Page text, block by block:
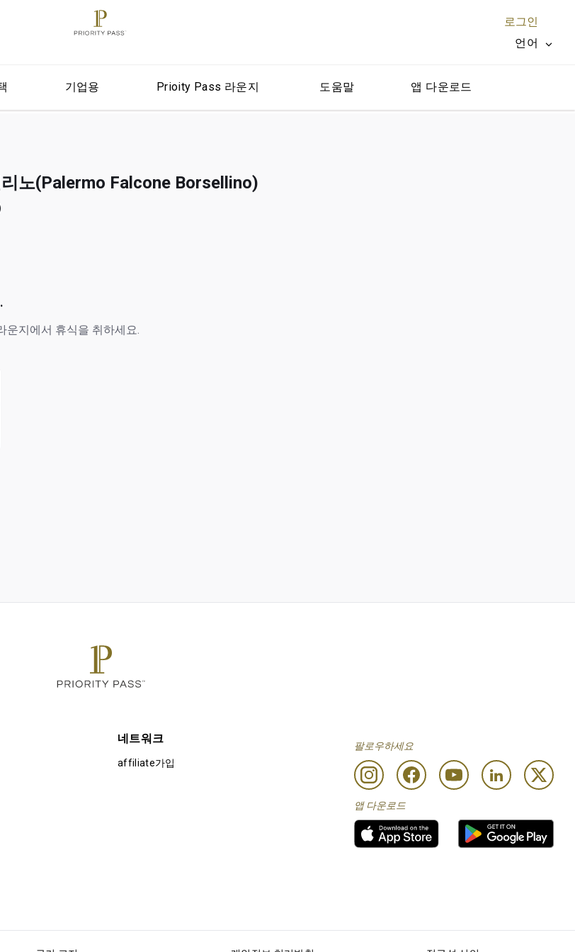
로그인
언어
기업용 Prioity Pass 라운지 도움말 앱 다운로드
노(Palermo Falcone Borsellino)
운지에서 휴식을 취하세요.
네트워크
affiliate가입
팔로우하세요
앱 다운로드